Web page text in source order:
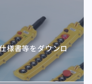
様書等をダウンロ